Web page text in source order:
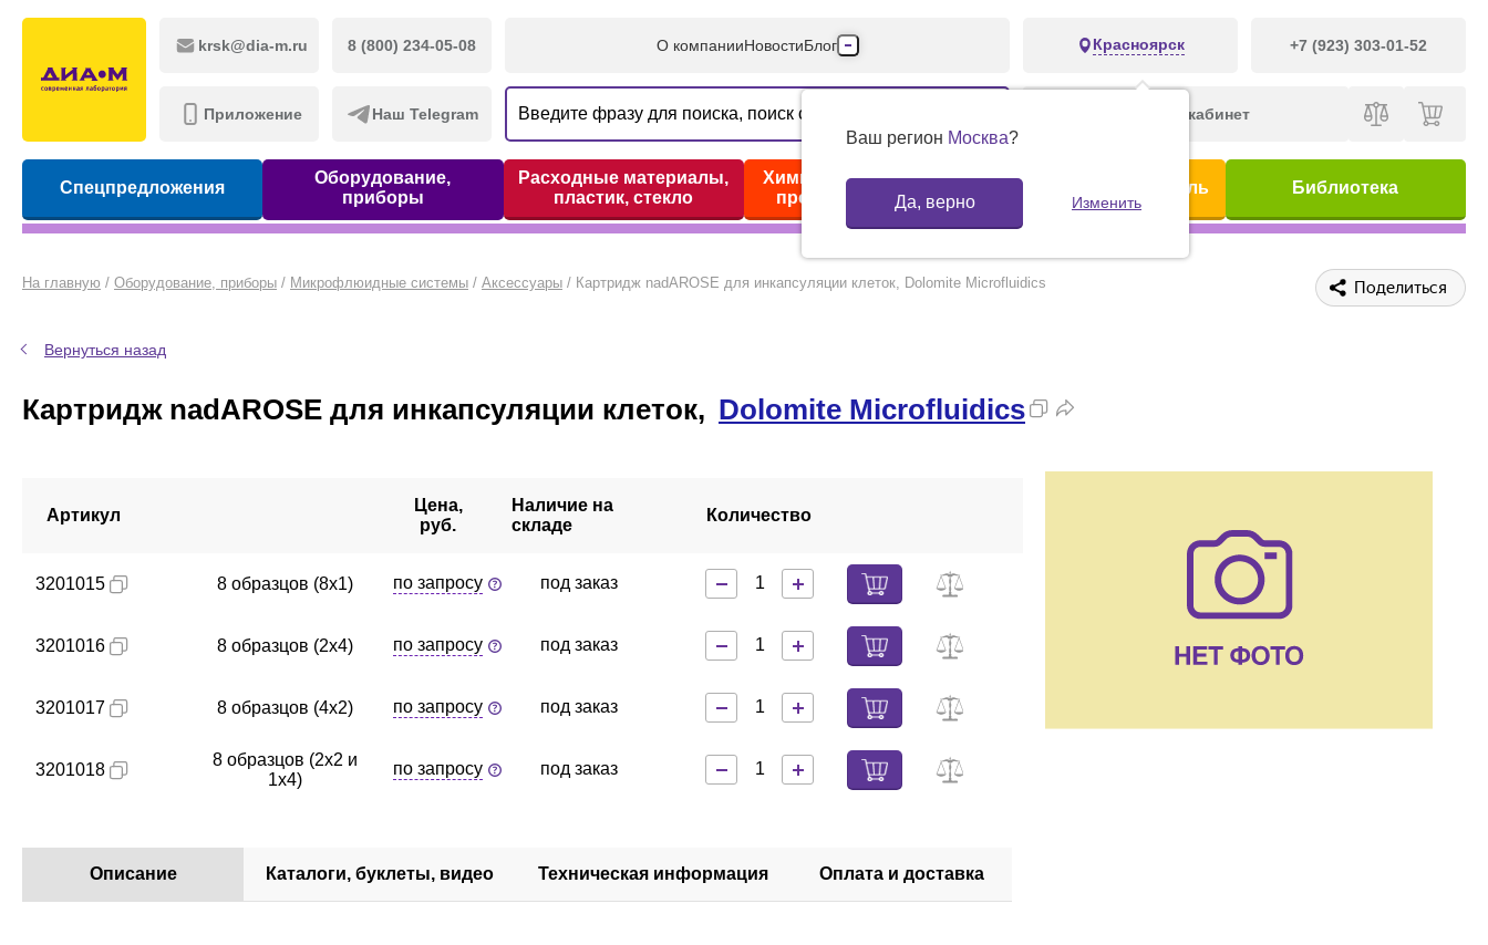
krsk@dia-m.ru 8 (800) 234-05-08
Приложение Наш Telegram
О компанииНовостиБлог
Производители
Партнеры
Контакты
Красноярск +7 (923) 303-01-52
Ваш регион Москва?
Да, верно Изменить
Личный кабинет
Спецпредложения
Оборудование,
приборы
Расходные материалы,
пластик, стекло
Химические реактивы,
препараты, наборы
Предметный указатель Библиотека
На главную / Оборудование, приборы / Микрофлюидные системы / Аксессуары / Картридж nadAROSE для инкапсуляции клеток, Dolomite Microfluidics Поделиться
Вернуться назад
Картридж nadAROSE для инкапсуляции клеток, Dolomite Microfluidics
Артикул
Цена,
руб.
Наличие на
складе
Количество
3201015 8 образцов (8x1) по запросу под заказ
3201016 8 образцов (2x4) по запросу под заказ
3201017 8 образцов (4x2) по запросу под заказ
3201018
8 образцов (2x2 и
1x4)
по запросу под заказ
Описание Каталоги, буклеты, видео Техническая информация Оплата и доставка